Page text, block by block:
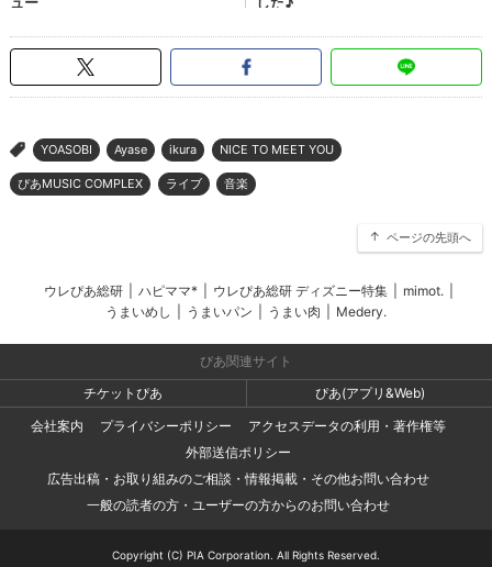
> YOASOBI Ayase ikura NICE TO MEET YOU
ぴあMUSIC COMPLEX ライブ 音楽
ページの先頭へ
ウレぴあ総研 ハピママ* ウレぴあ総研 ディズニー特集 mimot.
うまいめし
うまいパン うまい肉 Medery.
ぴあ関連サイト
チケットぴあ
ぴあ(アプリ&Web)
会社案内
プライバシーポリシー
アクセスデータの利用・著作権等
外部送信ポリシー
広告出稿・お取り組みのご相談・情報掲載・その他お問い合わせ
一般の読者の方・ユーザーの方からのお問い合わせ
Copyright (C) PIA Corporation. All Rights Reserved.